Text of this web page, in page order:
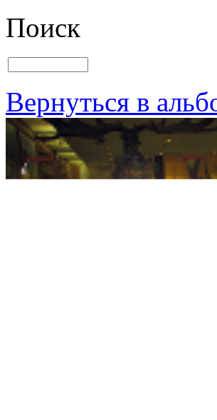
Поиск
Вернуться в